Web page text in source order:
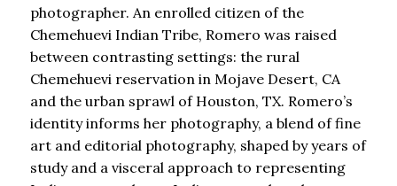
photographer. An enrolled citizen of the
Chemehuevi Indian Tribe, Romero was raised
between contrasting settings: the rural
Chemehuevi reservation in Mojave Desert, CA
and the urban sprawl of Houston, TX. Romero’s
identity informs her photography, a blend of fine
art and editorial photography, shaped by years of
study and a visceral approach to representing